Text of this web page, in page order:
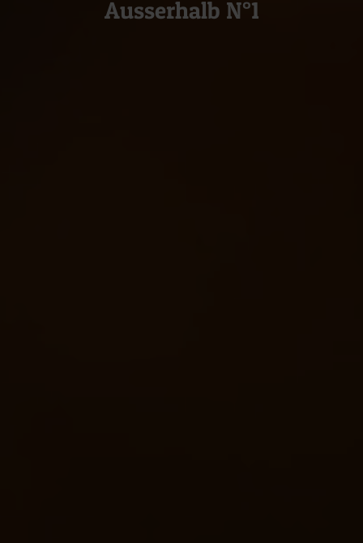
Ausserhalb N°1